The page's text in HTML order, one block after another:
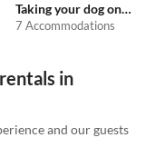
Taking your dog on holiday
7 Accommodations
in
and our guests